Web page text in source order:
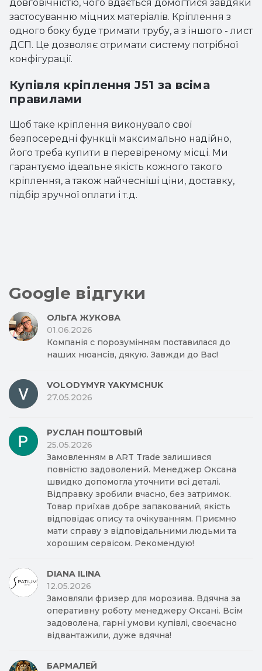
довговічністю, чого вдається домогтися завдяки
застосуванню міцних матеріалів. Кріплення з
одного боку буде тримати трубу, а з іншого - лист
ДСП. Це дозволяє отримати систему потрібної
конфігурації.
Купівля кріплення J51 за всіма
правилами
Щоб таке кріплення виконувало свої
безпосередні функції максимально надійно,
його треба купити в перевіреному місці. Ми
гарантуємо ідеальне якість кожного такого
кріплення, а також найчесніші ціни, доставку,
підбір зручної оплати і т.д.
Google відгуки
ОЛЬГА ЖУКОВА
01.06.2026
Компанія с порозумінням поставилася до
наших нюансів, дякую. Завжди до Вас!
VOLODYMYR YAKYMCHUK
27.05.2026
РУСЛАН ПОШТОВЫЙ
25.05.2026
Замовленням в ART Trade залишився
повністю задоволений. Менеджер Оксана
швидко допомогла уточнити всі деталі.
Відправку зробили вчасно, без затримок.
Товар приїхав добре запакований, якість
відповідає опису та очікуванням. Приємно
мати справу з відповідальними людьми та
хорошим сервісом. Рекомендую!
DIANA ILINA
12.05.2026
Замовляли фризер для морозива. Вдячна за
оперативну роботу менеджеру Оксані. Всім
задоволена, гарні умови купівлі, своєчасно
відвантажили, дуже вдячна!
БАРМАЛЕЙ